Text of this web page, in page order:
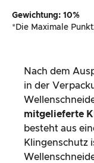
Gewichtung: 10%
*Die Maximale
Nach dem
in der
mitgelieferte
besteht aus
Klingenschutz